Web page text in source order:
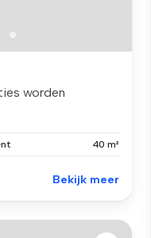
worden
40 m²
Bekijk meer